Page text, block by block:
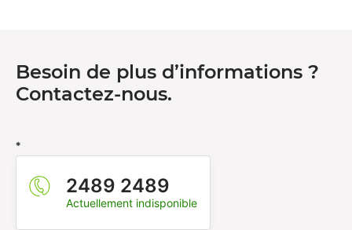
Besoin de plus d’informations ?
Contactez-nous.
*
2489 2489
Actuellement indisponible